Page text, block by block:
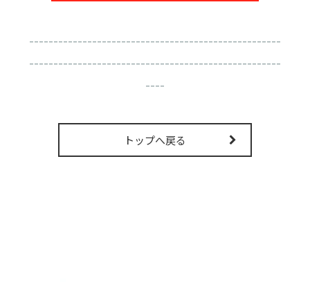
----------------------------------------------------
----------------------------------------------------
----
トップへ戻る